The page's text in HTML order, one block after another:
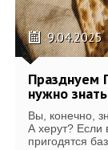
9.04.2025
Празднуем
нужно
Вы, конечно,
А херут? Если
пригодятся